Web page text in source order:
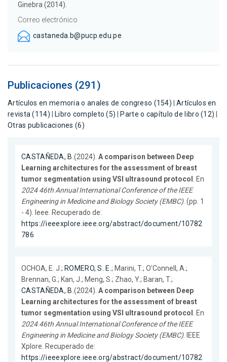
Ginebra (2014).
Correo electrónico
castaneda.b@pucp.edu.pe
Publicaciones (291)
Artículos en memoria o anales de congreso (154) |Artículos en
revista (114)
Libro completo (5) Parte o capítulo de libro (12)
Otras publicaciones (6)
CASTAÑEDA, B. (2024). A comparison between Deep
Learning architectures for the assessment of breast
tumor segmentation using VSI ultrasound protocol
. En
2024 46th Annual International Conference of the IEEE
Engineering in Medicine and Biology Society (EMBC). (pp. 1
- 4). Ieee. Recuperado de:
https://ieeexplore.ieee.org/abstract/document/10782
786
OCHOA, E. J.; ROMERO, S. E. ; Marini, T.; O'Connell, A.;
Brennan, G.; Kan, J.; Meng, S.; Zhao, Y.; Baran, T.;
CASTAÑEDA, B. (2024). A comparison between Deep
Learning architectures for the assessment of breast
tumor segmentation using VSI ultrasound protocol
. En
2024 46th Annual International Conference of the IEEE
Engineering in Medicine and Biology Society (EMBC). IEEE
Xplore. Recuperado de:
https://ieeexplore.ieee.org/abstract/document/10782